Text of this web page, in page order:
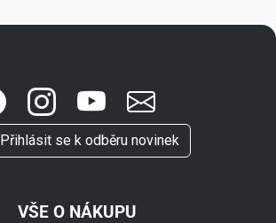
Přihlásit se k odběru novinek
VŠE O NÁKUPU